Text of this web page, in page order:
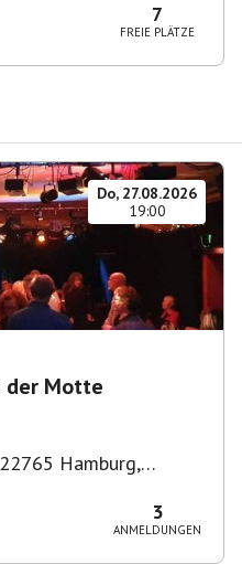
7
FREIE PLÄTZE
Do, 27.08.2026
19:00
der Motte
Hamburg,
3
ANMELDUNGEN